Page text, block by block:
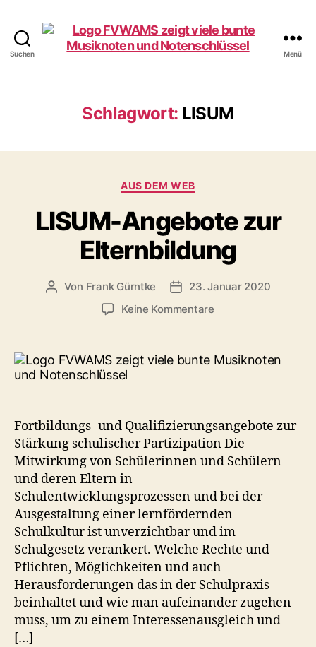
Suchen Menü
Schlagwort: LISUM
Kategorien
AUS DEM WEB
LISUM-Angebote zur
Elternbildung
Beitragsautor
Von Frank Gürntke Veröffentlichungsdatum
23. Januar 2020
Keine Kommentarezu
zur
Fortbildungs- und Qualifizierungsangebote zur
Stärkung schulischer Partizipation Die
Mitwirkung von Schülerinnen und Schülern
und deren Eltern in
Schulentwicklungsprozessen und bei der
Ausgestaltung einer lernfördernden
Schulkultur ist unverzichtbar und im
Schulgesetz verankert. Welche Rechte und
Pflichten, Möglichkeiten und auch
Herausforderungen das in der Schulpraxis
beinhaltet und wie man aufeinander zugehen
muss, um zu einem Interessenausgleich und
[…]